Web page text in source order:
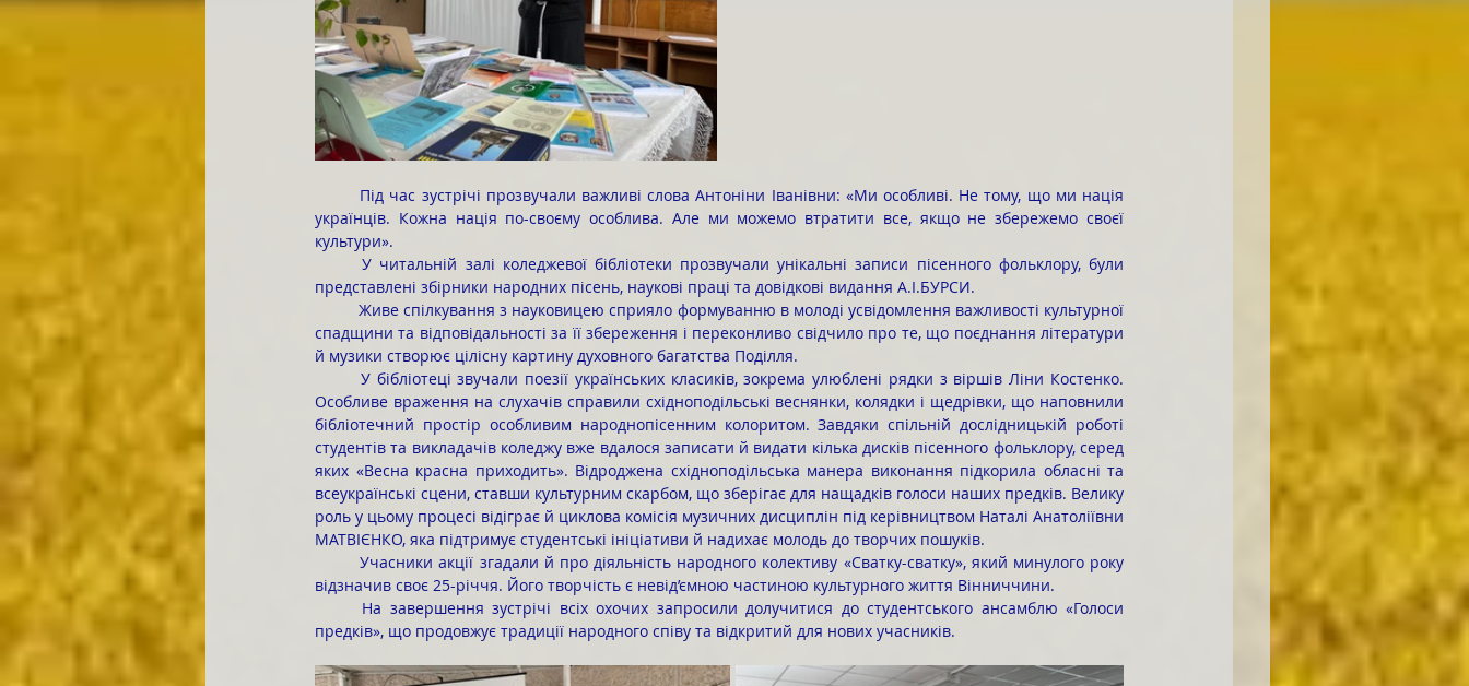
українців. Кожна нація по-своєму особлива. Але ми можемо втратити все, якщо не збережемо своєї
культури».
	У читальній залі коледжевої бібліотеки прозвучали унікальні записи пісенного фольклору, були
представлені збірники народних пісень, наукові праці та довідкові видання А.І.БУРСИ.
	Живе спілкування з науковицею сприяло формуванню в молоді усвідомлення важливості культурної
спадщини та відповідальності за її збереження і переконливо свідчило про те, що поєднання літератури
й музики створює цілісну картину духовного багатства Поділля.
Особливе враження на слухачів справили східноподільські веснянки, колядки і щедрівки, що наповнили
бібліотечний простір особливим народнопісенним колоритом. Завдяки спільній дослідницькій роботі
студентів та викладачів коледжу вже вдалося записати й видати кілька дисків пісенного фольклору, серед
яких «Весна красна приходить». Відроджена східноподільська манера виконання підкорила обласні та
всеукраїнські сцени, ставши культурним скарбом, що зберігає для нащадків голоси наших предків. Велику
роль у цьому процесі відіграє й циклова комісія музичних дисциплін під керівництвом Наталі Анатоліївни
МАТВІЄНКО, яка підтримує студентські ініціативи й надихає молодь до творчих пошуків.
	Учасники акції згадали й про діяльність народного колективу «Сватку-сватку», який минулого року
відзначив своє 25-річчя. Його творчість є невід’ємною частиною культурного життя Вінниччини.
предків», що продовжує традиції народного співу та відкритий для нових учасників.